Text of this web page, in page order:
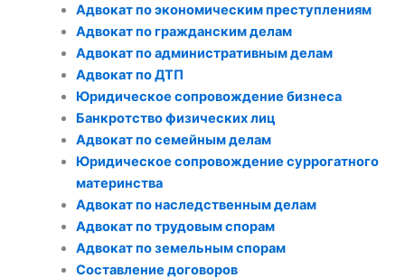
Адвокат по экономическим преступлениям
Адвокат по гражданским делам
Адвокат по административным делам
Адвокат по ДТП
Юридическое сопровождение бизнеса
Банкротство физических лиц
Адвокат по семейным делам
Юридическое сопровождение суррогатного
материнства
Адвокат по наследственным делам
Адвокат по трудовым спорам
Адвокат по земельным спорам
Составление договоров